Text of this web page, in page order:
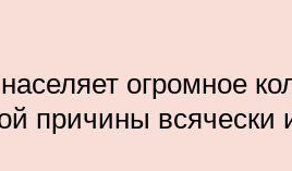
огромное
причины